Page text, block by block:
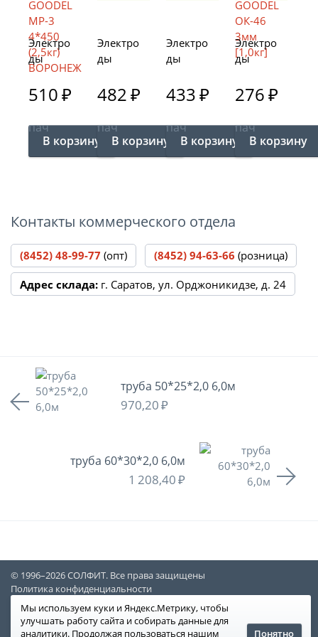
Электро
ды
GOODEL
МР-3
4*450
ВОРОНЕ
510₽
пач
Электро
ды
" МР3С
д.3мм
Новый
482₽
пач
Электро
ды
УОНИ-13
/55 d-
4*450
433₽
пач
Электро
ды
ОК-46
3мм
276₽
пач
Контакты коммерческого отдела
(8452) 48-99-77 (опт) (8452) 94-63-66 (розница)
Адрес склада: г. Саратов, ул. Орджоникидзе, д. 24
труба 50*25*2,0 6,0м
970,20₽
труба 60*30*2,0 6,0м
1 208,40₽
© 1996–2026 СОЛФИТ. Все права защищены
Политика конфиденциальности
Дизайн и создание сайта—Медиапродукт
48-99-77— юр. лица 94-63-66— физ. лица
Мы используем куки и Яндекс.Метрику, чтобы
улучшать работу сайта и собирать данные для
аналитики. Продолжая пользоваться нашим
Понятно